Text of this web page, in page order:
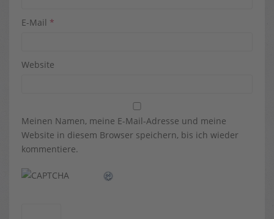
E-Mail *
Website
Meinen Namen, meine E-Mail-Adresse und meine
Website in diesem Browser speichern, bis ich wieder
kommentiere.